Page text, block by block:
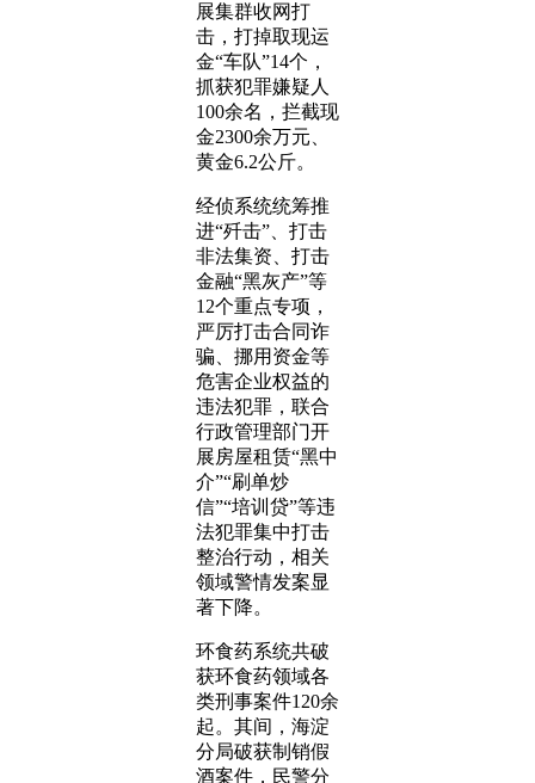
展集群收网打
击，打掉取现运
金“车队”14个，
抓获犯罪嫌疑人
100余名，拦截现
金2300余万元、
黄金6.2公斤。
经侦系统统筹推
进“歼击”、打击
非法集资、打击
金融“黑灰产”等
12个重点专项，
严厉打击合同诈
骗、挪用资金等
危害企业权益的
违法犯罪，联合
行政管理部门开
展房屋租赁“黑中
介”“刷单炒
信”“培训贷”等违
法犯罪集中打击
整治行动，相关
领域警情发案显
著下降。
环食药系统共破
获环食药领域各
类刑事案件120余
起。其间，海淀
分局破获制销假
酒案件，民警分